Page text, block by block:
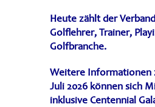
Heute zählt der
Golflehrer, Trainer,
Golfbranche.
Weitere Informationen
Juli 2026 können sich
inklusive Centennial